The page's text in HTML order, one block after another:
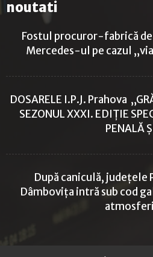
noutati
Fostul procuror-fabrică de
Mercedes-ul pe cazul
DOSARELE I.P.J. Prahova
SEZONUL XXXI. EDIȚIE
PENALĂ
După caniculă, județele
Dâmbovița intră sub cod